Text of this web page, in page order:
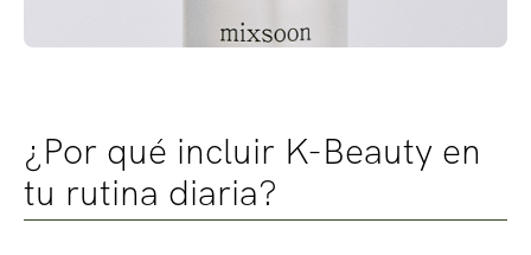
¿Por qué incluir K-Beauty en
tu rutina diaria?